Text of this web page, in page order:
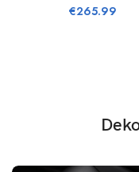
€265.99